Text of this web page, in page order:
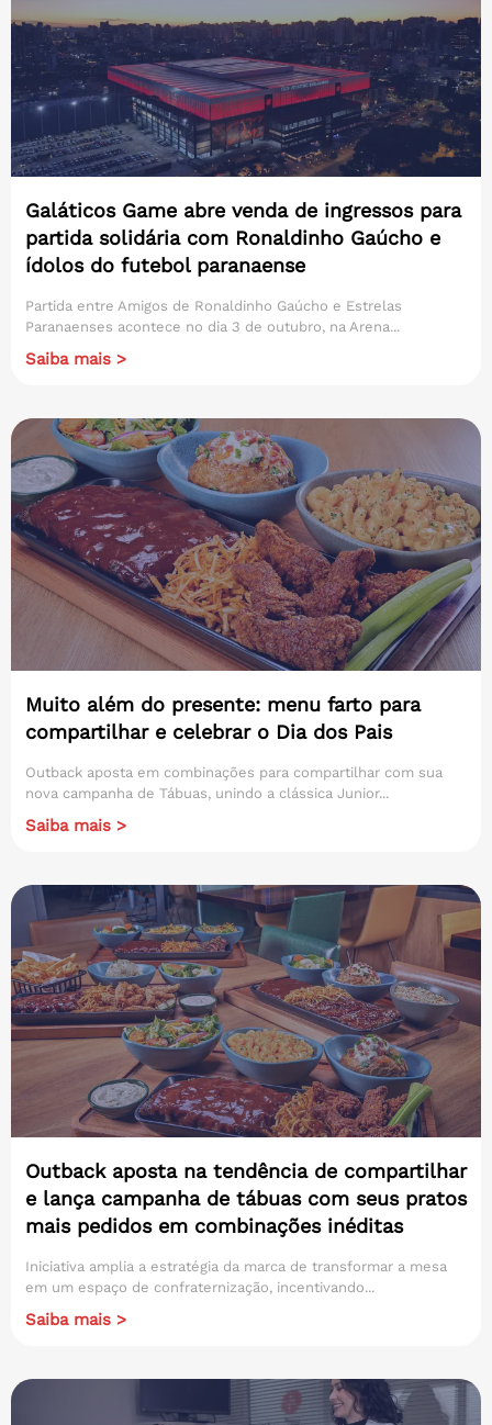
Galáticos Game abre venda de ingressos para
partida solidária com Ronaldinho Gaúcho e
ídolos do futebol paranaense
Partida entre Amigos de Ronaldinho Gaúcho e Estrelas
Paranaenses acontece no dia 3 de outubro, na Arena...
Saiba mais >
Muito além do presente: menu farto para
compartilhar e celebrar o Dia dos Pais
Outback aposta em combinações para compartilhar com sua
nova campanha de Tábuas, unindo a clássica Junior...
Saiba mais >
Outback aposta na tendência de compartilhar
e lança campanha de tábuas com seus pratos
mais pedidos em combinações inéditas
Iniciativa amplia a estratégia da marca de transformar a mesa
em um espaço de confraternização, incentivando...
Saiba mais >